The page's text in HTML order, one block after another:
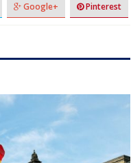
Google+ Pinterest